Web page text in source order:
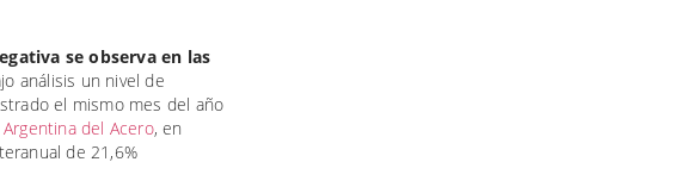
se observa en las
análisis un nivel de
el mismo mes del año
Argentina del Acero, en
de 21,6%